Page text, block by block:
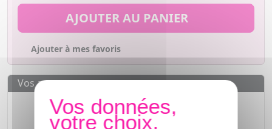
AJOUTER AU PANIER
Ajouter à mes favoris
Vos avantages
Des prixIMBATTABLES
Paiement en ligneSÉCURISÉ